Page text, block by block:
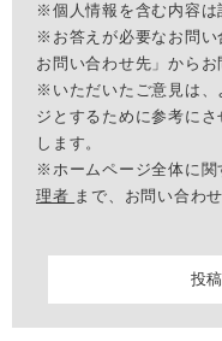
※個人情報を含む内容は
※お答えが必要なお問い
お問い合わせ先」からお
※いただいたご意見は、
ジとするために参考に
します。
※ホームページ全体に関
理者 まで、お問い合わ